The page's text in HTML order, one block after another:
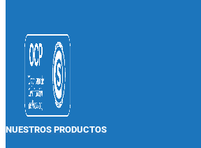
NUESTROS PRODUCTOS